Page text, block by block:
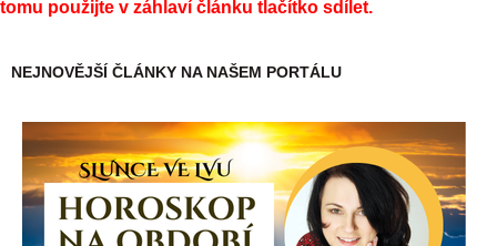
tomu použijte v záhlaví článku tlačítko sdílet.
NEJNOVĚJŠÍ ČLÁNKY NA NAŠEM PORTÁLU